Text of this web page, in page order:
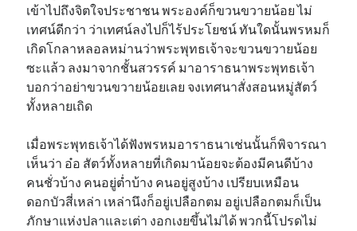
เข้าไปถึงจิตใจประชาชน พระองค์ก็ขวนขวายน้อย ไม่
เทศน์ดีกว่า ว่าเทศน์ลงไปก็ไร้ประโยชน์ ทันใดนั้นพรหมก็
เกิดโกลาหลอลหม่านว่าพระพุทธเจ้าจะขวนขวายน้อย
ซะแล้ว ลงมาจากชั้นสวรรค์ มาอาราธนาพระพุทธเจ้า
บอกว่าอย่าขวนขวายน้อยเลย จงเทศนาสั่งสอนหมู่สัตว์
ทั้งหลายเถิด
เมื่อพระพุทธเจ้าได้ฟังพรหมอาราธนาเช่นนั้นก็พิจารณา
เห็นว่า อ๋อ สัตว์ทั้งหลายที่เกิดมาน้อยจะต้องมีคนดีบ้าง
คนชั่วบ้าง คนอยู่ต่ำบ้าง คนอยู่สูงบ้าง เปรียบเหมือน
ดอกบัวสี่เหล่า เหล่านึงก็อยู่เปลือกตม อยู่เปลือกตมก็เป็น
ภักษาแห่งปลาและเต่า งอกเงยขึ้นไม่ได้ พวกนี้โปรดไม่